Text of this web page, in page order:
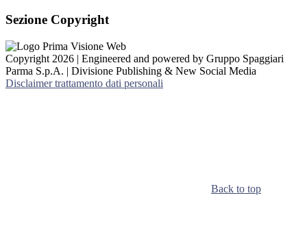
Sezione Copyright
Copyright 2026 | Engineered and powered by Gruppo Spaggiari
Parma S.p.A. | Divisione Publishing & New Social Media
Disclaimer trattamento dati personali
Back to top